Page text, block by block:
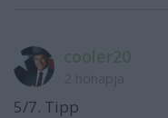
5/7. Tipp